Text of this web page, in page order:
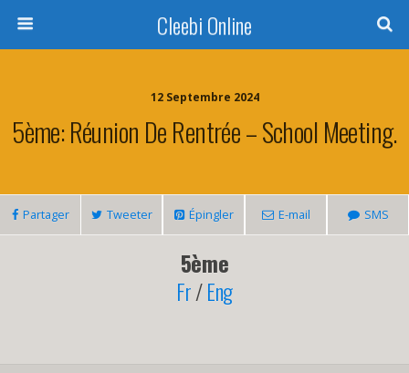
Cleebi Online
12 Septembre 2024
5ème: Réunion De Rentrée – School Meeting.
Partager Tweeter Épingler E-mail SMS
5ème
Fr/Eng